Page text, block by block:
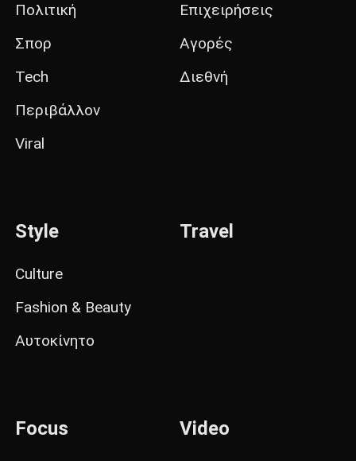
Πολιτική
Σπορ
Tech
Περιβάλλον
Viral
Επιχειρήσεις
Αγορές
Διεθνή
Style
Culture
Fashion & Beauty
Αυτοκίνητο
Travel
Focus Video